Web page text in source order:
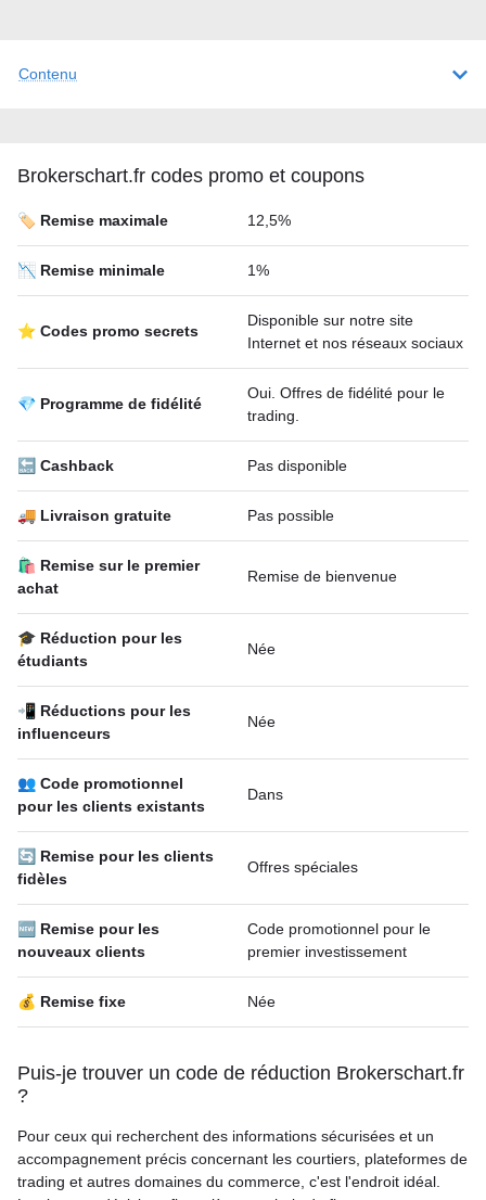
Contenu
Brokerschart.fr codes promo et coupons
🏷️ Remise maximale 12,5%
📉 Remise minimale 1%
⭐ Codes promo secrets
Disponible sur notre site
Internet et nos réseaux sociaux
💎 Programme de fidélité
Oui. Offres de fidélité pour le
trading.
🔙 Cashback Pas disponible
🚚 Livraison gratuite Pas possible
🛍 Remise sur le premier
achat
Remise de bienvenue
🎓 Réduction pour les
étudiants
Née
📲 Réductions pour les
influenceurs
Née
👥 Code promotionnel
pour les clients existants
Dans
🔄 Remise pour les clients
fidèles
Offres spéciales
🆕 Remise pour les
nouveaux clients
Code promotionnel pour le
premier investissement
💰 Remise fixe Née
Puis-je trouver un code de réduction Brokerschart.fr
?
Pour ceux qui recherchent des informations sécurisées et un
accompagnement précis concernant les courtiers, plateformes de
trading et autres domaines du commerce, c'est l'endroit idéal.